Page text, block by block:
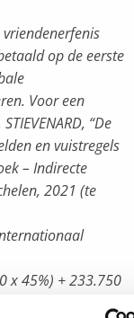
op de eerste
Voor een
“De
en vuistregels
– Indirecte
2021 (te
x 45%) + 233.750